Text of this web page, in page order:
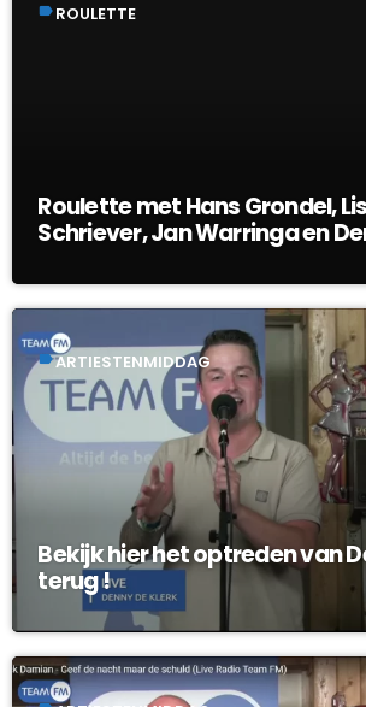
label ROULETTE
Roulette met Hans Grondel,
Schriever, Jan Warringa en
labelARTIESTENMIDDAG
Bekijk hier het optreden van
terug !